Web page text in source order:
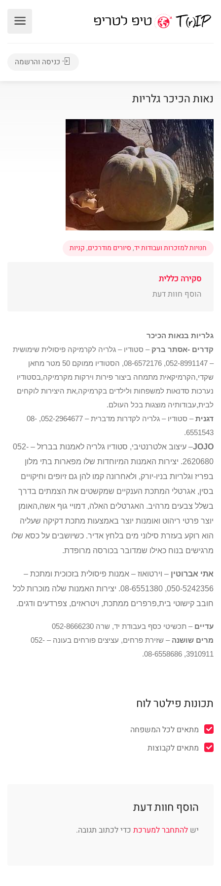
כניסה והרשמה
נאות הכיכר גלריות
חנויות למזכרות ועבודות יד,סיורים מודרכים,קניות
סקירה כללית
הוסף חוות דעת
גלריות בנאות הכיכר
קדרים -אסתר ברק– סטודיו – גלריה לקרמיקה פיסולית שימושית
– 052-8991147, 08-6572176, הסטודיו ממוקם 50 מטר מחאן
שקדי,הקרמיקאית מתמחה ביצור פירות וירקות מקרמיקה,בסטודיו
נערכות סדנאות למשפחות ולילדים בקרמיקה,את היצירות לוקחים
לבית,עבודותיה מוצגות בכל העולם.
דגנית
– סטודיו – גלריה לקדרות מדברית – 052-2964677, 08-
6551543.
JOJO
– עיצוב אלטרנטיבי, סטודיו גלריה לאמנות בברזל – 052-
2620680. יצירות האמנות המיוחדות שלו מפארות בתי מלון
בפריז וגלריות בניו-יורק, ולאחרונה קמו להן גם זיופים וחיקויים
בסין, אגרטלי המתכת הענקיים שמקשטים את הצמתים בדרך
בשלל צבעים מרהיב. האגרטלים האלה, דמויי גוף אשה,האומן
יוצר פרטי ריהוט ואומנות יוצר באמצעות מתכת דקיקה שעליה
הוא רוקע בעזרת סילוני מים בלחץ אדיר. כשיושבים על כסא שלו
מרגישים בנוח כאילו שמדובר בכורסה מרופדת.
אתי אברוטין – וירטואוז – אמנות פיסולית בזכוכית ומתכת –
050-5242356, 08-6551380. יצירות האמנות שלה מוכרות לכל
חובב קישוטי בית,פרפרים ממתכת, ויטראזים, צפרדעים ודגים.
עדיים – תכשיטי כסף בעבודת יד, שרה 052-8666230
מרים שושנה
– שזירת פרחים, עציצים פורחים בעונה – 052-
3910911, 08-6558686.
תכונות פילטר לוח
מתאים לכל המשפחה
מתאים לקבוצות
הוסף חוות דעת
יש להתחבר למערכת כדי לכתוב תגובה.